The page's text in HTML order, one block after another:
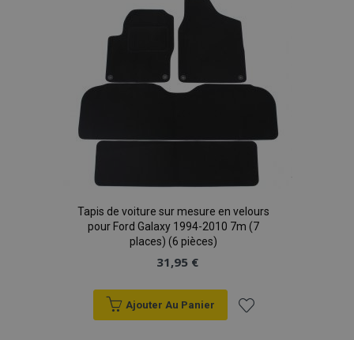
d'achats
Tapis de voiture sur mesure en velours
pour Ford Galaxy 1994-2010 7m (7
places) (6 pièces)
31,95 €
Ajouter Au Panier